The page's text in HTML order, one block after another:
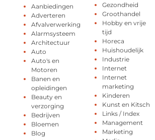
Aanbiedingen
Adverteren
Afvalverwerking
Alarmsysteem
Architectuur
Auto
Auto's en
Motoren
Banen en
opleidingen
Beauty en
verzorging
Bedrijven
Bloemen
Blog
Gezondheid
Groothandel
Hobby en vrije
tijd
Horeca
Huishoudelijk
Industrie
Internet
Internet
marketing
Kinderen
Kunst en Kitsch
Links / Index
Management
Marketing